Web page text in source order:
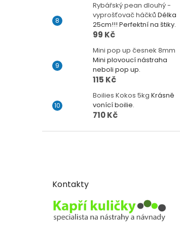
Rybářský pean dlouhý -
vyprošťovač háčků Délka
25cm!!! Perfektní na štiky.
99 Kč
Mini pop up česnek 8mm
Mini plovoucí nástraha
neboli pop up.
115 Kč
Boilies Kokos 5kg Krásně
vonící boilie.
710 Kč
Kontakty